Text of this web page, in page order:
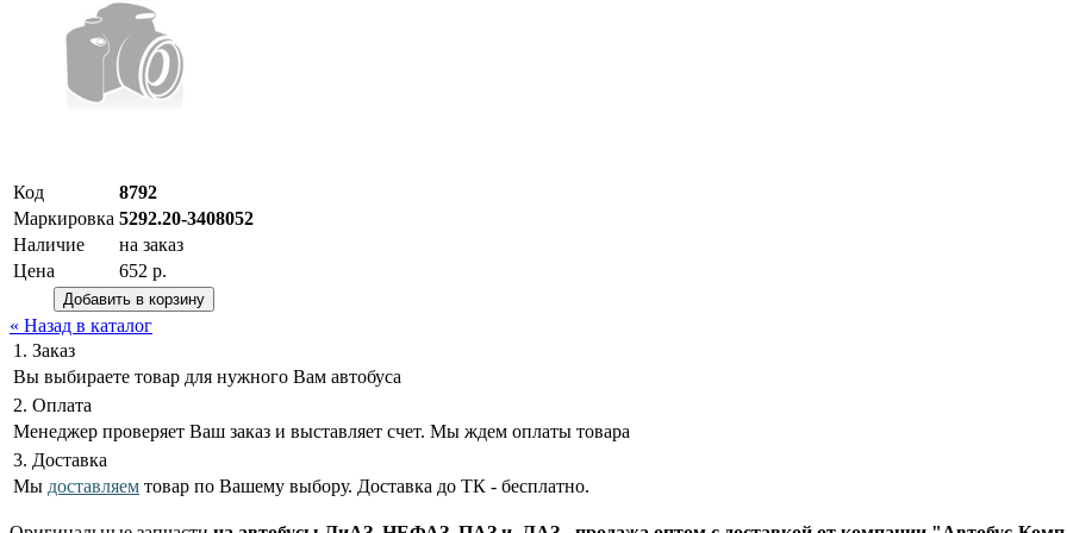
Код
8792
Маркировка 5292.20-3408052
Наличие
на заказ
Цена
652 р.
« Назад в каталог
1. Заказ
Вы выбираете товар для нужного Вам автобуса
2. Оплата
Менеджер проверяет Ваш заказ и выставляет счет. Мы ждем оплаты товара
3. Доставка
Мы доставляем товар по Вашему выбору. Доставка до ТК - бесплатно.